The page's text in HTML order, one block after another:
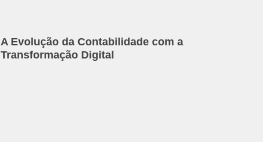
A Evolução da Contabilidade com a
Transformação Digital